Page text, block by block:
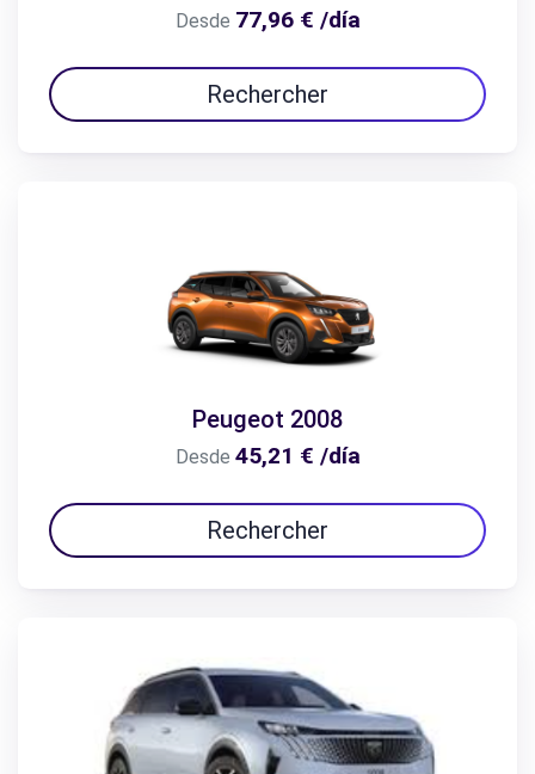
Desde 77,96 € /día
Rechercher
Peugeot 2008
Desde 45,21 € /día
Rechercher